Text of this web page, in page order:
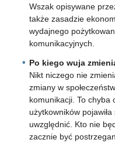
Wszak opisywane
także zasadzie
wydajnego
komunikacyjnych.
Po kiego wuja
Nikt niczego nie
zmiany w
komunikacji. To chyba
użytkowników
uwzględnić. Kto nie
zacznie być